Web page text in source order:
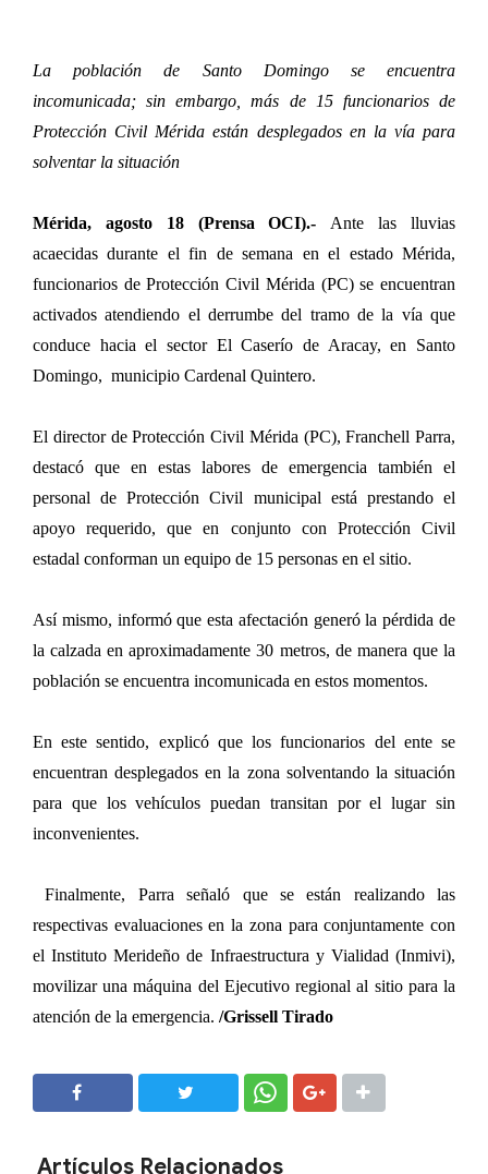
La población de Santo Domingo se encuentra
incomunicada; sin embargo, más de 15 funcionarios de
Protección Civil Mérida están desplegados en la vía para
solventar la situación
Mérida, agosto 18 (Prensa OCI).- Ante las lluvias
acaecidas durante el fin de semana en el estado Mérida,
funcionarios de Protección Civil Mérida (PC) se encuentran
activados atendiendo el derrumbe del tramo de la vía que
conduce hacia el sector El Caserío de Aracay, en Santo
Domingo, municipio Cardenal Quintero.
El director de Protección Civil Mérida (PC), Franchell Parra,
destacó que en estas labores de emergencia también el
personal de Protección Civil municipal está prestando el
apoyo requerido, que en conjunto con Protección Civil
estadal conforman un equipo de 15 personas en el sitio.
Así mismo, informó que esta afectación generó la pérdida de
la calzada en aproximadamente 30 metros, de manera que la
población se encuentra incomunicada en estos momentos.
En este sentido, explicó que los funcionarios del ente se
encuentran desplegados en la zona solventando la situación
para que los vehículos puedan transitan por el lugar sin
inconvenientes.
Finalmente, Parra señaló que se están realizando las
respectivas evaluaciones en la zona para conjuntamente con
el Instituto Merideño de Infraestructura y Vialidad (Inmivi),
movilizar una máquina del Ejecutivo regional al sitio para la
atención de la emergencia. /Grissell Tirado
Artículos Relacionados